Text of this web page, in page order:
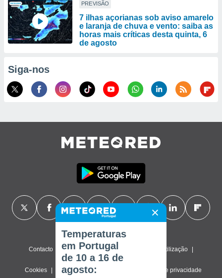
PREVISÃO
7 ilhas açorianas sob aviso amarelo
e laranja de chuva e vento: saiba as
horas mais críticas desta quinta, 6
de agosto
Siga-nos
Contacto Sobre nós FAQ Termos de utilização
Cookies Política de privacidade Definições de privacidade
Temperaturas
em Portugal
de 10 a 16 de
agosto: